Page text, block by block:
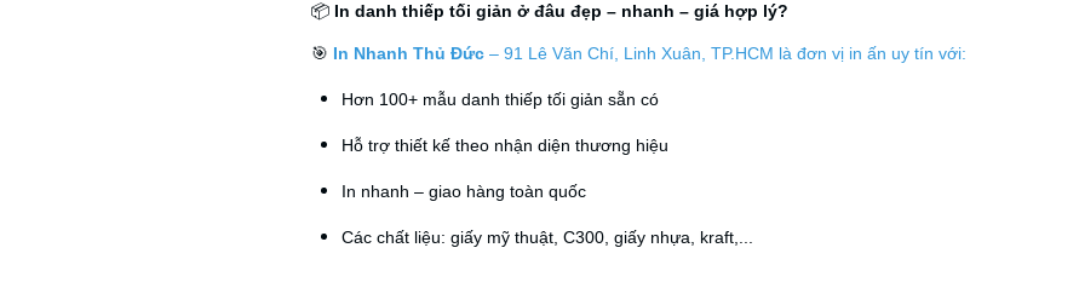
📦 In danh thiếp tối giản ở đâu đẹp – nhanh – giá hợp lý?
🎯 In Nhanh Thủ Đức –91 Lê Văn Chí, Linh Xuân, TP.HCM là đơn vị in ấn uy tín với:
Hơn 100+ mẫu danh thiếp tối giản sẵn có
Hỗ trợ thiết kế theo nhận diện thương hiệu
In nhanh – giao hàng toàn quốc
Các chất liệu: giấy mỹ thuật, C300, giấy nhựa, kraft,...